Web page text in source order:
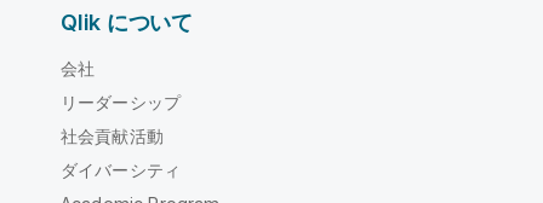
Qlik について
会社
リーダーシップ
社会貢献活動
ダイバーシティ